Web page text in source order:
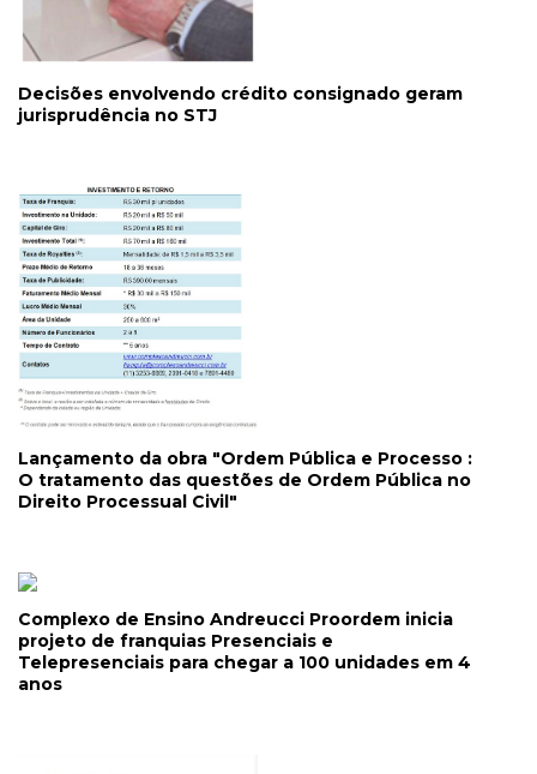
Decisões envolvendo crédito consignado geram
jurisprudência no STJ
Lançamento da obra "Ordem Pública e Processo :
O tratamento das questões de Ordem Pública no
Direito Processual Civil"
Complexo de Ensino Andreucci Proordem inicia
projeto de franquias Presenciais e
Telepresenciais para chegar a 100 unidades em 4
anos